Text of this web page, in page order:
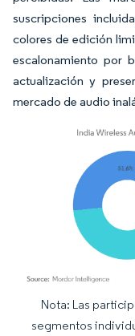
suscripciones
colores de edición
escalonamiento por
actualización y
mercado de audio
Imagen © Mordor
Nota: Las
segmentos